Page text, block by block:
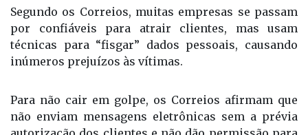
relativos às compras. Isso porque circulam pela
internet mensagens que podem ocultar intenções
criminosas de fraudes on-line.
por confiáveis para atrair clientes, mas usam
técnicas para “fisgar” dados pessoais, causando
inúmeros prejuízos às vítimas.